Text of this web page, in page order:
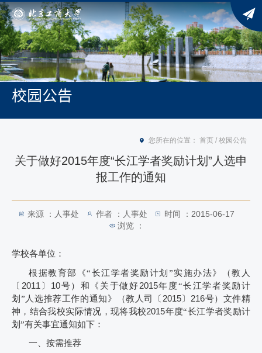
校园公告
您所在的位置： 首页 / 校园公告
关于做好2015年度“长江学者奖励计划”人选申
报工作的通知
来源 ：人事处 作者 ：人事处
时间 ：2015-06-17
浏览 ：
学校各单位：
根据教育部《“长江学者奖励计划”实施办法》（教人
〔 2011 〕 10号）和《关于做好2015年度“长江学者奖励计
划”人选推荐工作的通知》（教人司〔 2015〕 216号）文件精
神，结合我校实际情况，现将我校2015年度“长江学者奖励计
划”有关事宜通知如下：
一、按需推荐